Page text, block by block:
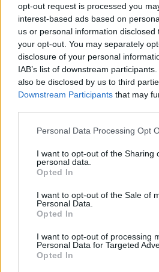
opt-out request is processed you
interest-based ads based on
us or personal information
your opt-out. You may separately
disclosure of your personal
IAB’s list of downstream
also be disclosed by us to third
Downstream Participants that may
Please note that this website/app
not limited to your visit or usage
grant or deny consent to Google
use your data for below specified
consent section.
Personal Data Processing Opt
I want to opt-out of the Sharing
personal data.
Opted In
I want to opt-out of the Sale of
Personal Data.
Opted In
I want to opt-out of processing
Personal Data for Targeted
Opted In
Mottoδιαθέτει ένα
και η ποιότητα σε καθετί που
κλέβουν την παράσταση και
θέλετε να το επισκεφτείτε